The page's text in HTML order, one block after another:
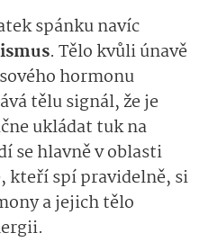
spánku navíc
. Tělo kvůli únavě
hormonu
tělu signál, že je
ukládat tuk na
se hlavně v oblasti
kteří spí pravidelně, si
a jejich tělo